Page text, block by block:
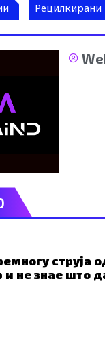
Рецилкирани
струја
и не знае што